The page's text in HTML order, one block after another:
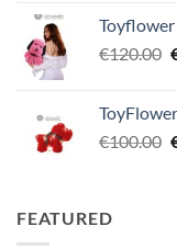
Toyflower
€120.00
€100.00
FEATURED